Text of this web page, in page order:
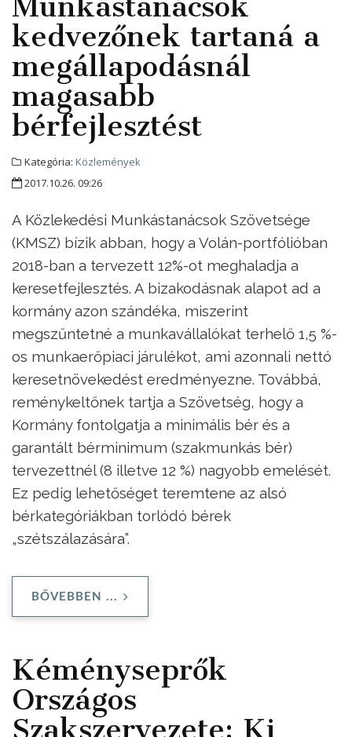
kedvezőnek tartaná a
megállapodásnál
magasabb
bérfejlesztést
Kategória: Közlemények
2017.10.26. 09:26
A Közlekedési Munkástanácsok Szövetsége
(KMSZ) bízik abban, hogy a Volán-portfólióban
2018-ban a tervezett 12%-ot meghaladja a
keresetfejlesztés. A bizakodásnak alapot ad a
kormány azon szándéka, miszerint
megszűntetné a munkavállalókat terhelő 1,5 %-
os munkaerőpiaci járulékot, ami azonnali nettó
keresetnövekedést eredményezne. Továbbá,
reménykeltőnek tartja a Szövetség, hogy a
Kormány fontolgatja a minimális bér és a
garantált bérminimum (szakmunkás bér)
tervezettnél (8 illetve 12 %) nagyobb emelését.
Ez pedig lehetőséget teremtene az alsó
bérkategóriákban torlódó bérek
„szétszálazására”.
BŐVEBBEN ...
Kéményseprők
Országos
Szakszervezete: Ki